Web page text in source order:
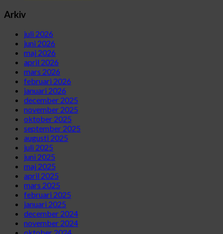
Arkiv
juli 2026
juni 2026
maj 2026
april 2026
mars 2026
februari 2026
januari 2026
december 2025
november 2025
oktober 2025
september 2025
augusti 2025
juli 2025
juni 2025
maj 2025
april 2025
mars 2025
februari 2025
januari 2025
december 2024
november 2024